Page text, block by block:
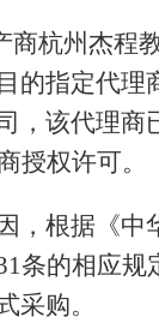
商杭州杰程
的指定代理
，该代理商
授权许可。
，根据《中
条的相应规
采购。